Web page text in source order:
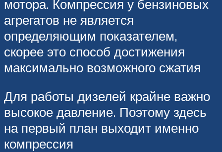
мотора. Компрессия у бензиновых
агрегатов не является
определяющим показателем,
скорее это способ достижения
максимально возможного сжатия
Для работы дизелей крайне важно
высокое давление. Поэтому здесь
на первый план выходит именно
компрессия